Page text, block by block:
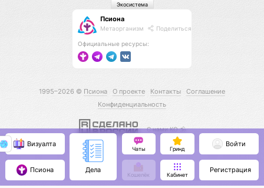
Псиона
Метаорганизм Поделиться
Официальные ресурсы:
Экосистема
1995–2026 © Псиона О проекте Контакты
Соглашение
Конфиденциальность
С нами КО 🕉️
Визуалта
Псиона Дела
Чаты Гринд
Кошелёк Кабинет
Войти
Регистрация